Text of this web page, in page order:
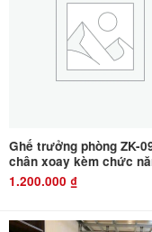
Ghế trưởng phòng ZK-
chân xoay kèm chức
1.200.000 ₫